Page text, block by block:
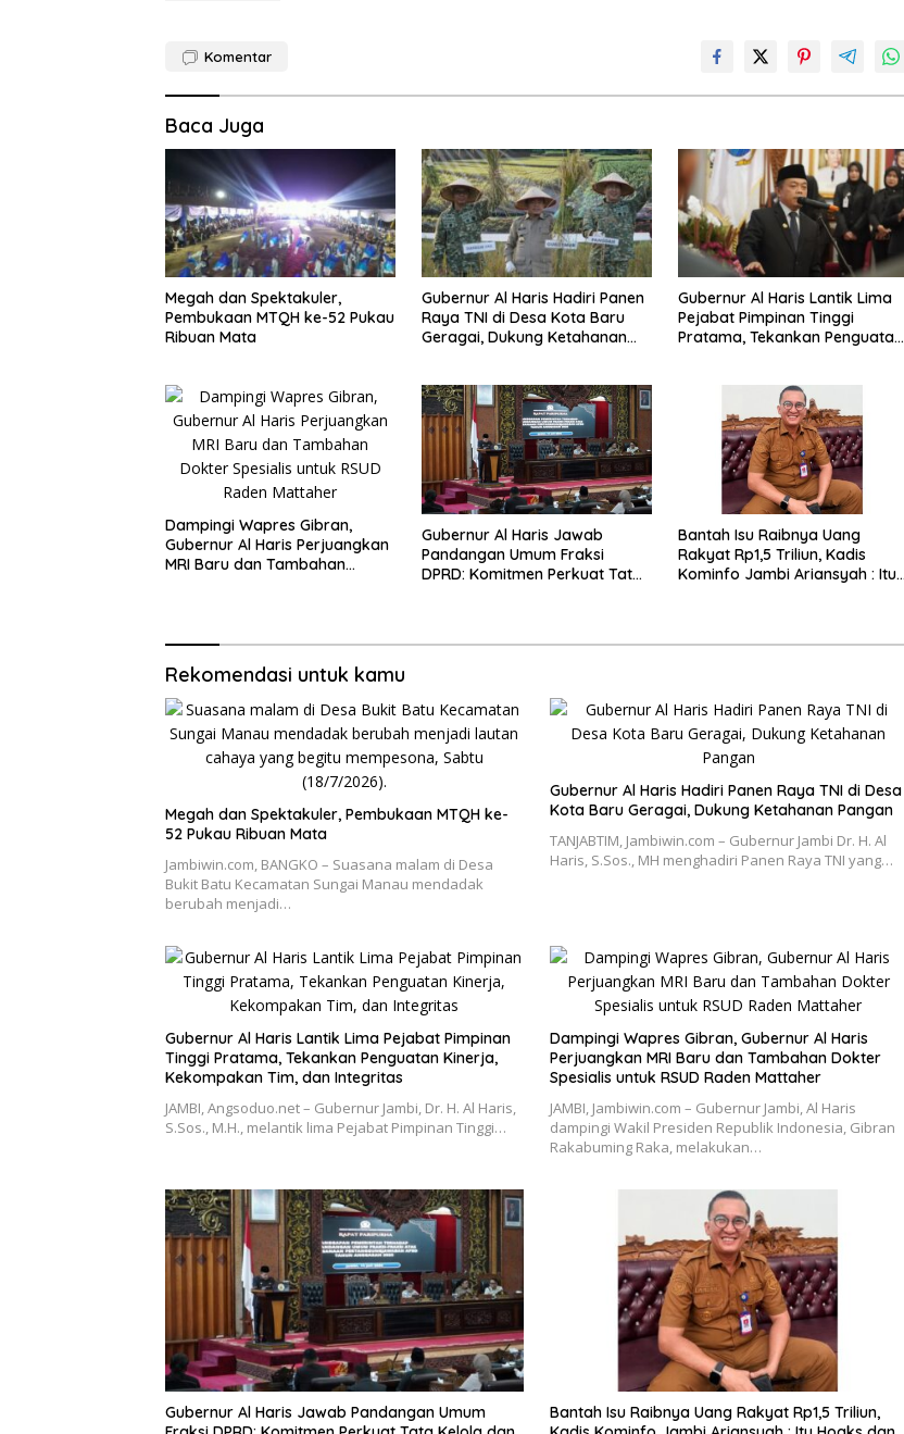
Komentar
Baca Juga
Megah dan Spektakuler,
Pembukaan MTQH ke-52 Pukau
Ribuan Mata
Gubernur Al Haris Hadiri Panen
Raya TNI di Desa Kota Baru
Geragai, Dukung Ketahanan
Gubernur Al Haris Lantik Lima
Pejabat Pimpinan Tinggi
Pratama, Tekankan Penguatan
Dampingi Wapres Gibran,
Gubernur Al Haris Perjuangkan
MRI Baru dan Tambahan
Gubernur Al Haris Jawab
Pandangan Umum Fraksi
DPRD: Komitmen Perkuat Tata
Bantah Isu Raibnya Uang
Rakyat Rp1,5 Triliun, Kadis
Kominfo Jambi Ariansyah : Itu
Rekomendasi untuk kamu
Megah dan Spektakuler, Pembukaan MTQH ke-
52 Pukau Ribuan Mata
Jambiwin.com, BANGKO – Suasana malam di Desa
Bukit Batu Kecamatan Sungai Manau mendadak
berubah menjadi…
Gubernur Al Haris Hadiri Panen Raya TNI di Desa
Kota Baru Geragai, Dukung Ketahanan Pangan
TANJABTIM, Jambiwin.com – Gubernur Jambi Dr. H. Al
Haris, S.Sos., MH menghadiri Panen Raya TNI yang…
Gubernur Al Haris Lantik Lima Pejabat Pimpinan
Tinggi Pratama, Tekankan Penguatan Kinerja,
Kekompakan Tim, dan Integritas
JAMBI, Angsoduo.net – Gubernur Jambi, Dr. H. Al Haris,
S.Sos., M.H., melantik lima Pejabat Pimpinan Tinggi…
Dampingi Wapres Gibran, Gubernur Al Haris
Perjuangkan MRI Baru dan Tambahan Dokter
Spesialis untuk RSUD Raden Mattaher
JAMBI, Jambiwin.com – Gubernur Jambi, Al Haris
dampingi Wakil Presiden Republik Indonesia, Gibran
Rakabuming Raka, melakukan…
Gubernur Al Haris Jawab Pandangan Umum
Bantah Isu Raibnya Uang Rakyat Rp1,5 Triliun,